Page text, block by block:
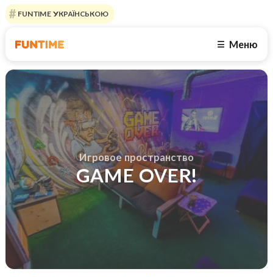
FUNTIME УКРАЇНСЬКОЮ
☰ Меню
Игровое пространство
GAME OVER!